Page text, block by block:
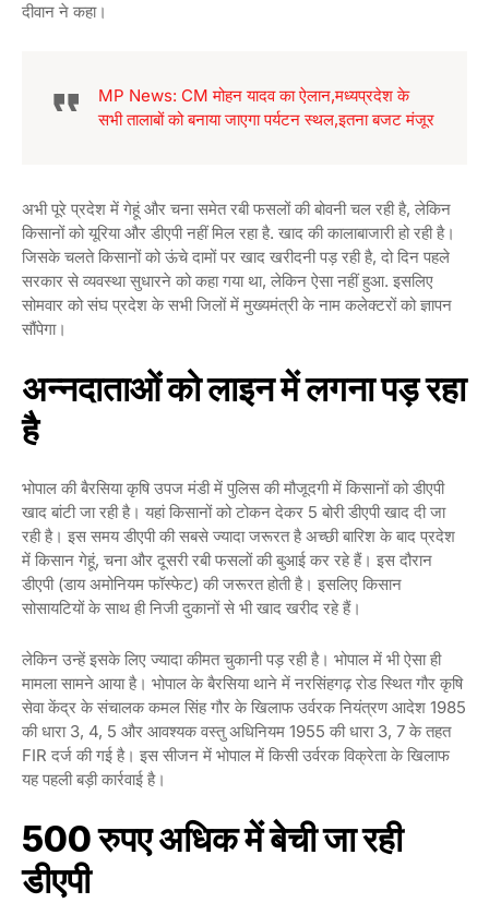
दीवान ने कहा।
MP News: CM मोहन यादव का ऐलान,मध्यप्रदेश के
सभी तालाबों को बनाया जाएगा पर्यटन स्थल,इतना बजट मंजूर
अभी पूरे प्रदेश में गेहूं और चना समेत रबी फसलों की बोवनी चल रही है, लेकिन
किसानों को यूरिया और डीएपी नहीं मिल रहा है. खाद की कालाबाजारी हो रही है।
जिसके चलते किसानों को ऊंचे दामों पर खाद खरीदनी पड़ रही है, दो दिन पहले
सरकार से व्यवस्था सुधारने को कहा गया था, लेकिन ऐसा नहीं हुआ. इसलिए
सोमवार को संघ प्रदेश के सभी जिलों में मुख्यमंत्री के नाम कलेक्टरों को ज्ञापन
सौंपेगा।
अन्नदाताओं को लाइन में लगना पड़ रहा
है
भोपाल की बैरसिया कृषि उपज मंडी में पुलिस की मौजूदगी में किसानों को डीएपी
खाद बांटी जा रही है। यहां किसानों को टोकन देकर 5 बोरी डीएपी खाद दी जा
रही है। इस समय डीएपी की सबसे ज्यादा जरूरत है अच्छी बारिश के बाद प्रदेश
में किसान गेहूं, चना और दूसरी रबी फसलों की बुआई कर रहे हैं। इस दौरान
डीएपी (डाय अमोनियम फॉस्फेट) की जरूरत होती है। इसलिए किसान
सोसायटियों के साथ ही निजी दुकानों से भी खाद खरीद रहे हैं।
लेकिन उन्हें इसके लिए ज्यादा कीमत चुकानी पड़ रही है। भोपाल में भी ऐसा ही
मामला सामने आया है। भोपाल के बैरसिया थाने में नरसिंहगढ़ रोड स्थित गौर कृषि
सेवा केंद्र के संचालक कमल सिंह गौर के खिलाफ उर्वरक नियंत्रण आदेश 1985
की धारा 3, 4, 5 और आवश्यक वस्तु अधिनियम 1955 की धारा 3, 7 के तहत
FIR दर्ज की गई है। इस सीजन में भोपाल में किसी उर्वरक विक्रेता के खिलाफ
यह पहली बड़ी कार्रवाई है।
500 रुपए अधिक में बेची जा रही
डीएपी